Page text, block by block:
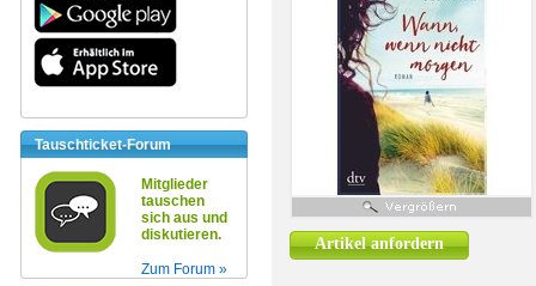
Tauschticket-Forum
Mitglieder
tauschen
sich aus und
diskutieren.
Zum Forum »
Artikel anfordern